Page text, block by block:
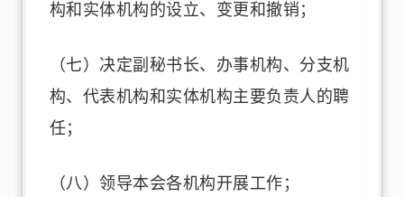
构和实体机构的设立、变更和撤销；
（七）决定副秘书长、办事机构、分支机
构、代表机构和实体机构主要负责人的聘
任；
（八）领导本会各机构开展工作；